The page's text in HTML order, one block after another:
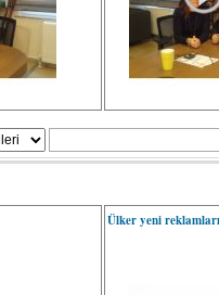
Ülker yeni